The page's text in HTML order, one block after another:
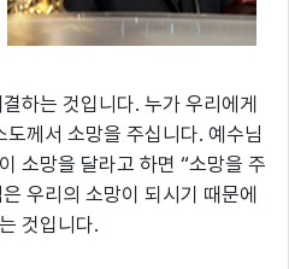
하는 것입니다. 누가 우리에게
께서 소망을 주십니다. 예수님
소망을 달라고 하면 “소망을 주
우리의 소망이 되시기 때문에
것입니다.